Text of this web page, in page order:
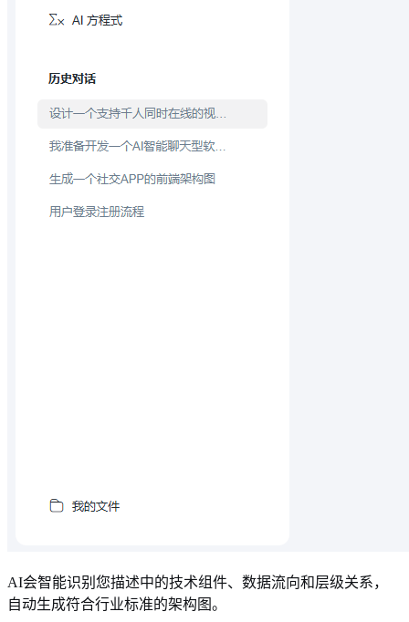
AI会智能识别您描述中的技术组件、数据流向和层级关系，
自动生成符合行业标准的架构图。